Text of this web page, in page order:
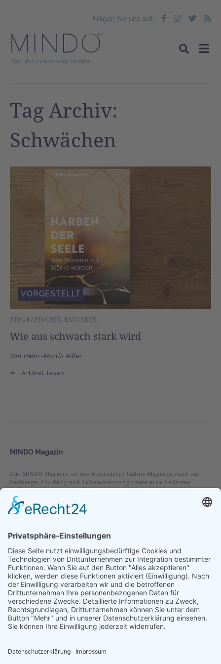
Folgen Sie uns auf:
Tag Archiv:
Schwächen
BIOGRAFISCHER RATGEBER
Wie aus schwach stark wird
Von Heinz-Martin Adler
Artikel lesen
VORGESTELLT
MINDO Magazin
Das MINDO Magazin ist das kostenfreie Online-Magazin rund um
Seelsorge, Coaching und Lebensberatung sowie eine heilsame
christliche Spiritualität.
Rubriken
Alles
Liebe
Glaube
Verstehen
Vorgestellt
Im Fokus
Folge uns auf:
Abonniere unseren Newsletter: